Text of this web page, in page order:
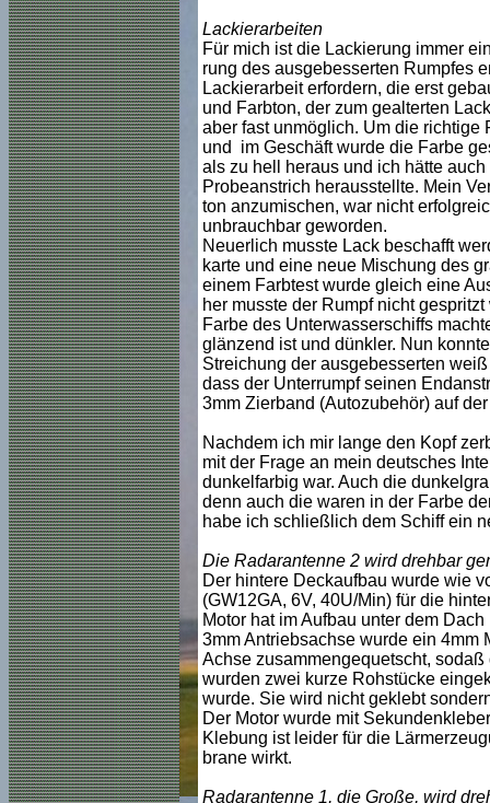
Lackierarbeiten
Für mich ist die Lackierung immer
rung des ausgebesserten Rumpfes
Lackierarbeit erfordern, die erst
und Farbton, der zum gealterten
aber fast unmöglich. Um die
und im Geschäft wurde die Farbe
als zu hell heraus und ich hätte
Probeanstrich herausstellte. Mein
ton anzumischen, war nicht
unbrauchbar geworden.
Neuerlich musste Lack beschafft
karte und eine neue Mischung des
einem Farbtest wurde gleich eine
her musste der Rumpf nicht
Farbe des Unterwasserschiffs
glänzend ist und dünkler. Nun
Streichung der ausgebesserten
dass der Unterrumpf seinen
3mm Zierband (Autozubehör) auf
Nachdem ich mir lange den Kopf
mit der Frage an mein deutsches
dunkelfarbig war. Auch die
denn auch die waren in der Farbe
habe ich schließlich dem Schiff ein
Die Radarantenne 2 wird drehbar
Der hintere Deckaufbau wurde wie
(GW12GA, 6V, 40U/Min) für die
Motor hat im Aufbau unter dem
3mm Antriebsachse wurde ein 4mm
Achse zusammengequetscht,
wurden zwei kurze Rohstücke
wurde. Sie wird nicht geklebt
Der Motor wurde mit
Klebung ist leider für die
brane wirkt.
Radarantenne 1, die Große, wird